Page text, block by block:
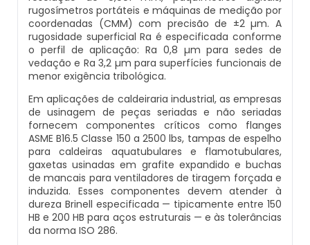
Caldeira Vertical
Caldeiraria De Fabricação E Montagem
Industrial
Caldeiraria E Montagem Industrial
Caldeiraria Industrial
Caldeiraria Pesada
Caldeiras De Recuperação De Calor Sensivel
Inspeção De Integridade Em Caldeiras
Inspeção De Segurança Caldeira
Inspeção De Segurança De Caldeiras
Inspeção De Segurança Em Caldeiras
Inspeção De Segurança Em Caldeiras E
Vasos De Pressão
Inspeção De Segurança Em Vasos De
Pressão
Manutenção De Caldeiras A Vapor
Manutenção De Caldeiras E Aquecedores
Manutenção De Caldeiras Em Sp
Manutenção De Caldeiras Industriais
Manutenção Em Caldeiras De Alta Pressão
Manutenção Preventiva Caldeiras
Montagem Caldeiras
Caldeira Em Vapor
Caldeira Geradora De Vapor A Lenha
Caldeira Locomotiva A Vapor
Caldeira Usada A Venda
Caldeira Vapor A Lenha
Compra E Venda De Caldeiras Usadas
Comprar Caldeira A Vapor
Comprar Caldeira A Gás
Cotação De Caldeira A Gás
Distribuidor De Caldeira A Gás
Empresa De Caldeira A Gás
Empresa De Manutenção De Caldeira A Gás
Fornecedor De Caldeira A Gás
Manutenção De Caldeira A Gás
rugosímetros portáteis e máquinas de medição por
coordenadas (CMM) com precisão de ±2 µm. A
rugosidade superficial Ra é especificada conforme
o perfil de aplicação: Ra 0,8 µm para sedes de
vedação e Ra 3,2 µm para superfícies funcionais de
menor exigência tribológica.
Em aplicações de caldeiraria industrial, as empresas
de usinagem de peças seriadas e não seriadas
fornecem componentes críticos como flanges
ASME B16.5 Classe 150 a 2500 lbs, tampas de espelho
para caldeiras aquatubulares e flamotubulares,
gaxetas usinadas em grafite expandido e buchas
de mancais para ventiladores de tiragem forçada e
induzida. Esses componentes devem atender à
dureza Brinell especificada — tipicamente entre 150
HB e 200 HB para aços estruturais — e às tolerâncias
da norma ISO 286.